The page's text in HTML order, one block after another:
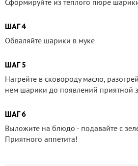
ШАГ 4
Обваляйте шарики в муке
ШАГ 5
Нагрейте в сковороду масло,
нем шарики до появлений приятной
ШАГ 6
Выложите на блюдо - подавайте с
Приятного аппетита!